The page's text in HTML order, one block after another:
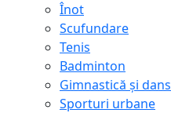
Înot
Scufundare
Tenis
Badminton
Gimnastică și dans
Sporturi urbane